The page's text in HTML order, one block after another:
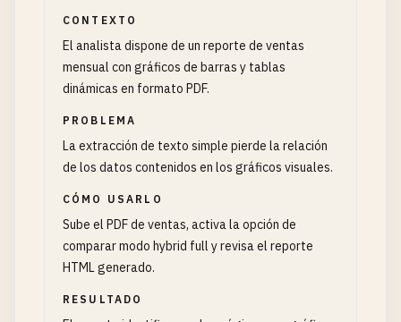
CONTEXTO
El analista dispone de un reporte de ventas
mensual con gráficos de barras y tablas
dinámicas en formato PDF.
PROBLEMA
La extracción de texto simple pierde la relación
de los datos contenidos en los gráficos visuales.
CÓMO USARLO
Sube el PDF de ventas, activa la opción de
comparar modo hybrid full y revisa el reporte
HTML generado.
RESULTADO